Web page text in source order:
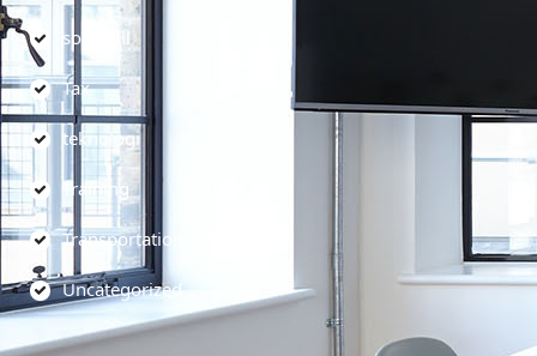
soft skill
Tax
teknologi
Training
Transportation
Uncategorized